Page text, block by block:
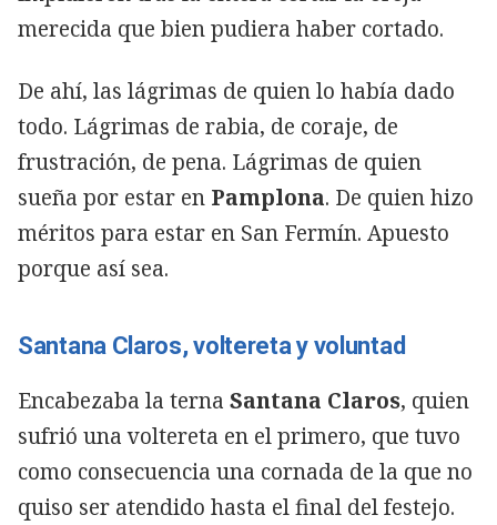
merecida que bien pudiera haber cortado.
De ahí, las lágrimas de quien lo había dado
todo. Lágrimas de rabia, de coraje, de
frustración, de pena. Lágrimas de quien
sueña por estar en Pamplona. De quien hizo
méritos para estar en San Fermín. Apuesto
porque así sea.
Santana Claros, voltereta y voluntad
Encabezaba la terna Santana Claros, quien
sufrió una voltereta en el primero, que tuvo
como consecuencia una cornada de la que no
quiso ser atendido hasta el final del festejo.